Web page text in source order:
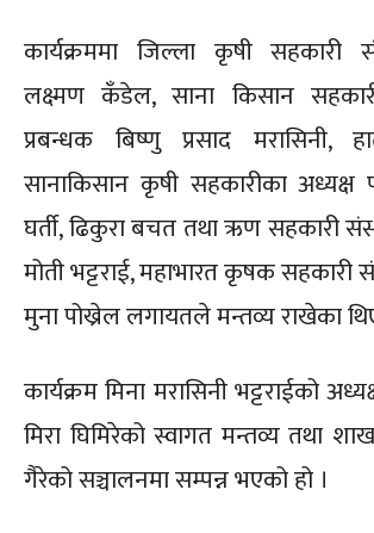
कार्यक्रममा जिल्ला कृषी सहकारी
लक्ष्मण कँडेल, साना किसान
प्रबन्धक बिष्णु प्रसाद मरासिनी,
सानाकिसान कृषी सहकारीका अध्यक्ष
घर्ती, ढिकुरा बचत तथा ऋण सहकारी
मोती भट्टराई, महाभारत कृषक सहकारी
मुना पोख्रेल लगायतले मन्तव्य राखेका
कार्यक्रम मिना मरासिनी भट्टराईको
मिरा घिमिरेको स्वागत मन्तव्य तथा
गैरेको सञ्चालनमा सम्पन्न भएको हो ।